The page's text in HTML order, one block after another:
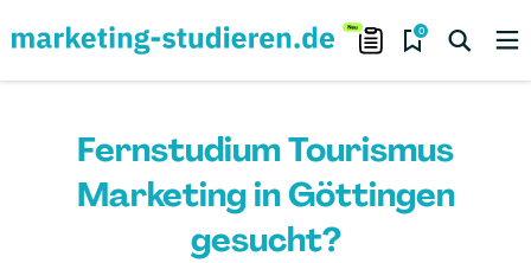
0
Fernstudium Tourismus
Marketing in Göttingen
gesucht?